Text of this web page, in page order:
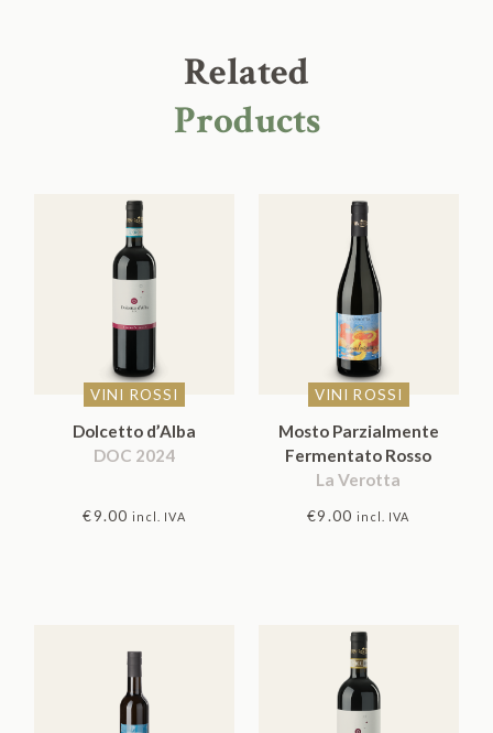
Related
Products
VINI ROSSI
Dolcetto d’Alba
DOC 2024
€9.00 incl. IVA
VINI ROSSI
Mosto Parzialmente
Fermentato Rosso
La Verotta
€9.00 incl. IVA